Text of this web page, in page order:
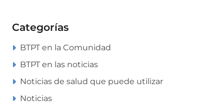
Categorías
BTPT en la Comunidad
BTPT en las noticias
Noticias de salud que puede utilizar
Noticias